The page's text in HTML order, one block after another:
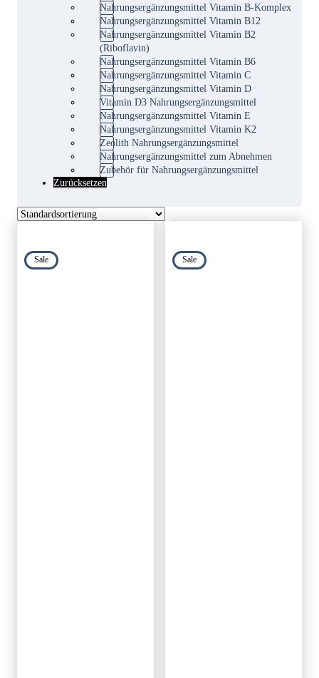
Nahrungsergänzungsmittel Vitamin B-Komplex
Nahrungsergänzungsmittel Vitamin B12
Nahrungsergänzungsmittel Vitamin B2
(Riboflavin)
Nahrungsergänzungsmittel Vitamin B6
Nahrungsergänzungsmittel Vitamin C
Nahrungsergänzungsmittel Vitamin D
Vitamin D3 Nahrungsergänzungsmittel
Nahrungsergänzungsmittel Vitamin E
Nahrungsergänzungsmittel Vitamin K2
Zeolith Nahrungsergänzungsmittel
Nahrungsergänzungsmittel zum Abnehmen
Zubehör für Nahrungsergänzungsmittel
Zurücksetzen
Sale Sale